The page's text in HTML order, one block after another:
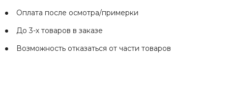
Оплата после осмотра/примерки
До 3-х товаров в заказе
Возможность отказаться от части товаров